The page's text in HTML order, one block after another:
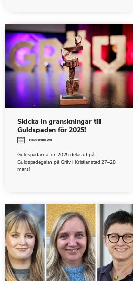
Skicka in granskningar till
Guldspaden för 2025!
14 NOVEMBER 2025
Guldspadarna för 2025 delas ut på
Guldspadegalan på Gräv i Kristianstad 27–28
mars!